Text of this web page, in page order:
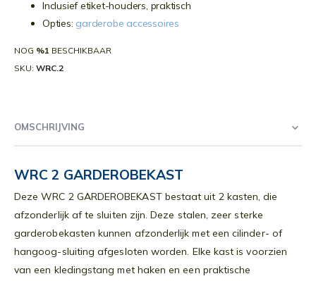
Inclusief etiket-houders, praktisch
Opties: garderobe accessoires
NOG %1 BESCHIKBAAR
SKU WRC.2
OMSCHRIJVING
WRC 2 GARDEROBEKAST
Deze WRC 2 GARDEROBEKAST bestaat uit 2 kasten, die
afzonderlijk af te sluiten zijn. Deze stalen, zeer sterke
garderobekasten kunnen afzonderlijk met een cilinder- of
hangoog-sluiting afgesloten worden. Elke kast is voorzien
van een kledingstang met haken en een praktische